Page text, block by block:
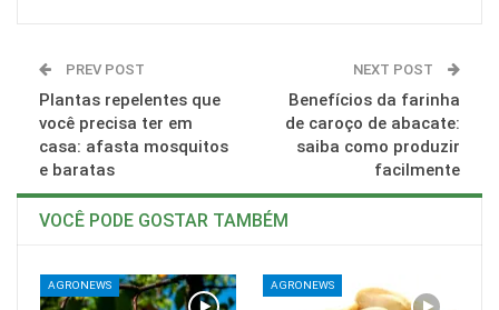
PREV POST
Plantas repelentes que
você precisa ter em
casa: afasta mosquitos
e baratas
NEXT POST
Benefícios da farinha
de caroço de abacate:
saiba como produzir
facilmente
VOCÊ PODE GOSTAR TAMBÉM
AGRONEWS AGRONEWS